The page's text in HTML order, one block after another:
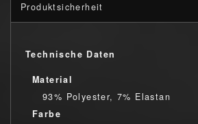
Produktsicherheit
Technische Daten
Material
93% Polyester, 7% Elastan
Farbe